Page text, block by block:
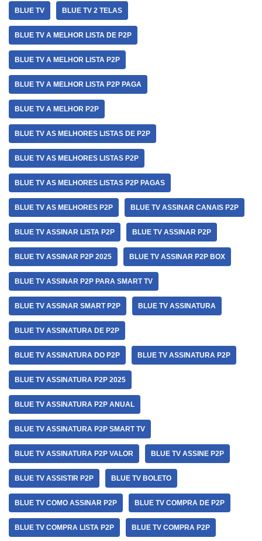
BLUE TV BLUE TV 2 TELAS
BLUE TV A MELHOR LISTA DE P2P
BLUE TV A MELHOR LISTA P2P
BLUE TV A MELHOR LISTA P2P PAGA
BLUE TV A MELHOR P2P
BLUE TV AS MELHORES LISTAS DE P2P
BLUE TV AS MELHORES LISTAS P2P
BLUE TV AS MELHORES LISTAS P2P PAGAS
BLUE TV AS MELHORES P2P BLUE TV ASSINAR CANAIS P2P
BLUE TV ASSINAR LISTA P2P BLUE TV ASSINAR P2P
BLUE TV ASSINAR P2P 2025 BLUE TV ASSINAR P2P BOX
BLUE TV ASSINAR P2P PARA SMART TV
BLUE TV ASSINAR SMART P2P BLUE TV ASSINATURA
BLUE TV ASSINATURA DE P2P
BLUE TV ASSINATURA DO P2P BLUE TV ASSINATURA P2P
BLUE TV ASSINATURA P2P 2025
BLUE TV ASSINATURA P2P ANUAL
BLUE TV ASSINATURA P2P SMART TV
BLUE TV ASSINATURA P2P VALOR BLUE TV ASSINE P2P
BLUE TV ASSISTIR P2P BLUE TV BOLETO
BLUE TV COMO ASSINAR P2P BLUE TV COMPRA DE P2P
BLUE TV COMPRA LISTA P2P BLUE TV COMPRA P2P